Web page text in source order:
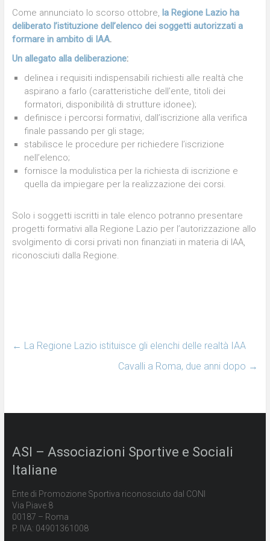
Come annunciato lo scorso ottobre, la Regione Lazio ha
deliberato l’istituzione dell’elenco dei soggetti autorizzati a
formare in ambito di IAA.
Un allegato alla deliberazione:
delinea i requisiti indispensabili richiesti alle realtà che
aspirano a farlo (caratteristiche dell’ente, titoli dei
formatori, disponibilità di strutture idonee);
definisce i percorsi formativi, dall’iscrizione alla verifica
finale passando per gli stage;
stabilisce le procedure per richiedere l’iscrizione
nell’elenco;
fornisce la modulistica per la richiesta di iscrizione e
quella da impiegare per la realizzazione dei corsi.
Solo i soggetti iscritti in tale elenco potranno presentare
progetti formativi alla Regione Lazio per l’autorizzazione allo
svolgimento di corsi privati non finanziati in materia di IAA,
riconosciuti dalla Regione.
← La Regione Lazio istituisce gli elenchi delle realtà IAA
Cavalli a Roma, due anni dopo →
ASI – Associazioni Sportive e Sociali
Italiane
Ente di Promozione Sportiva riconosciuto dal CONI
Via Piave 8
00187 – Roma
P. IVA: 04901361008